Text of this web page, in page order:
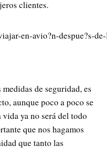
clientes.
de seguridad, es
aunque poco a poco se
ya no será del todo
que nos hagamos
que tanto las